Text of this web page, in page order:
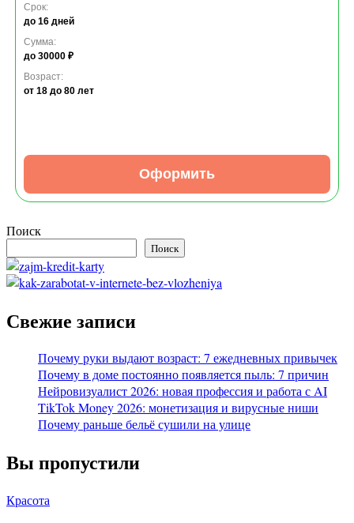
Срок:
до 16 дней
Сумма:
до 30000 ₽
Возраст:
от 18 до 80 лет
Оформить
Поиск
Поиск
Свежие записи
Почему руки выдают возраст: 7 ежедневных привычек
Почему в доме постоянно появляется пыль: 7 причин
Нейровизуалист 2026: новая профессия и работа с AI
TikTok Money 2026: монетизация и вирусные ниши
Почему раньше бельё сушили на улице
Вы пропустили
Красота